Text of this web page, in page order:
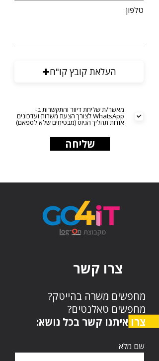
טלפון
העלאת קובץ קו"ח
מאשר/ת שליחת דיוור והתקשרות ב-
WhatsApp לצורך הצעת משרות ועדכונים
אודות תהליך הגיוס (מבטיחים שלא לספאם)
שליחה
צרו קשר
מחפשים משרה בהייטק?
מחפשים טאלנטים?
צרו איתנו קשר בכל נושא:
שם מלא